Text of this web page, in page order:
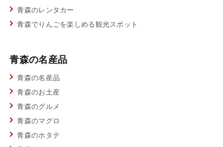
青森のレンタカー
青森でりんごを楽しめる観光スポット
青森の名産品
青森の名産品
青森のお土産
青森のグルメ
青森のマグロ
青森のホタテ